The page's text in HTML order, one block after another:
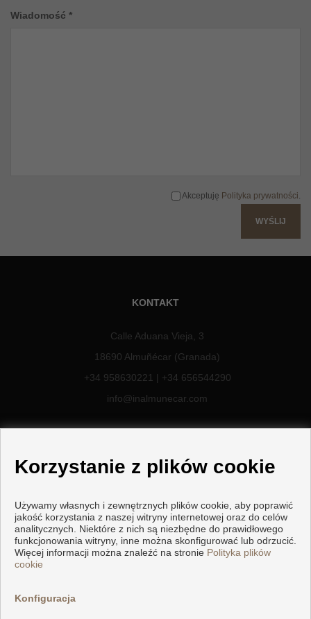
Wiadomość *
Akceptuję Polityka prywatności.
KONTAKT
Calle Aduana Vieja, 3
18690 Almuñécar (Granada)
+34 958630221 | +34 656544290
info@inalmunecar.com
Opracowany przez
Korzystanie z plików cookie
Używamy własnych i zewnętrznych plików cookie, aby poprawić
jakość korzystania z naszej witryny internetowej oraz do celów
analitycznych. Niektóre z nich są niezbędne do prawidłowego
funkcjonowania witryny, inne można skonfigurować lub odrzucić.
Więcej informacji można znaleźć na stronie Polityka plików
cookie
Konfiguracja